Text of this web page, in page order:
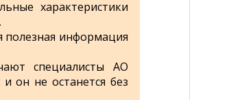
характеристики
полезная информация
специалисты АО
он не останется без